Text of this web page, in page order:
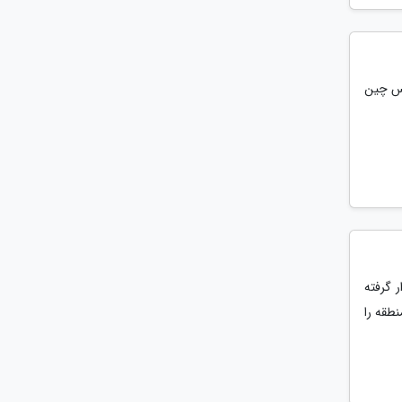
چین
گرفته
از این منطقه را